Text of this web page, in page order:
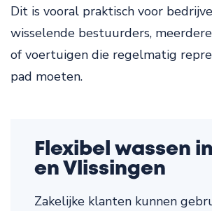
Dit is vooral praktisch voor
wisselende bestuurders,
of voertuigen die regelmatig
pad moeten.
Flexibel wassen
en Vlissingen
Zakelijke klanten kunnen